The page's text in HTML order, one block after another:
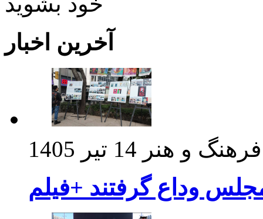
آخرین اخبار
فرهنگ و هنر 14 تیر 1405
وداع گرفتند +فیلم